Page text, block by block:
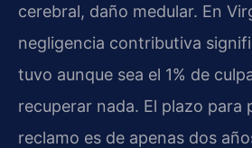
cerebral, daño medular. En
negligencia contributiva
tuvo aunque sea el 1% de
recuperar nada. El plazo para
reclamo es de apenas dos